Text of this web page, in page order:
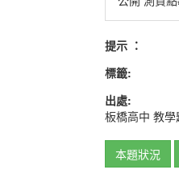
提示 ：
標籤:
出處:
板橋高中 教學
本題狀況